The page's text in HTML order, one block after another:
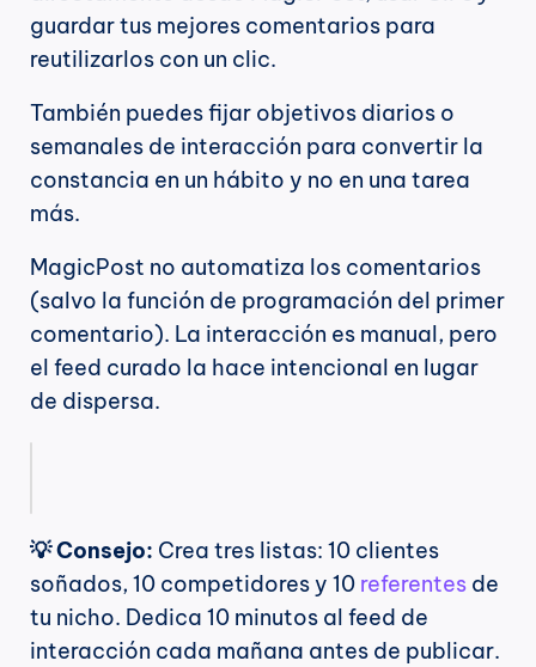
guardar tus mejores comentarios para
reutilizarlos con un clic.
También puedes fijar objetivos diarios o
semanales de interacción para convertir la
constancia en un hábito y no en una tarea
más.
MagicPost no automatiza los comentarios
(salvo la función de programación del primer
comentario). La interacción es manual, pero
el feed curado la hace intencional en lugar
de dispersa.
💡 Consejo: Crea tres listas: 10 clientes
soñados, 10 competidores y 10 referentes de
tu nicho. Dedica 10 minutos al feed de
interacción cada mañana antes de publicar.